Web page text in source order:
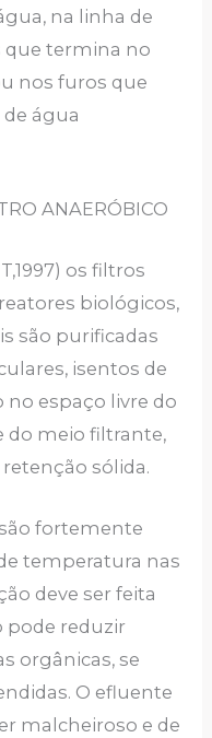
na linha de
que termina no
nos furos que
água
ANAERÓBICO
os filtros
biológicos,
são purificadas
isentos de
espaço livre do
do meio filtrante,
sólida.
fortemente
temperatura nas
deve ser feita
pode reduzir
orgânicas, se
O efluente
malcheiroso e de